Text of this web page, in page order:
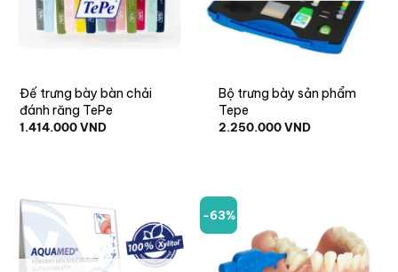
Đế trưng bày bàn chải
đánh răng TePe
1.414.000VND
Bộ trưng bày sản phẩm
Tepe
2.250.000VND
-63%